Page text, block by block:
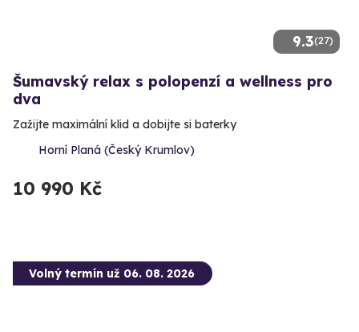
9.3(27)
Šumavský relax s polopenzí a wellness pro
dva
Zažijte maximální klid a dobijte si baterky
Horní Planá (Český Krumlov)
10 990 Kč
Volný termín už 06. 08. 2026